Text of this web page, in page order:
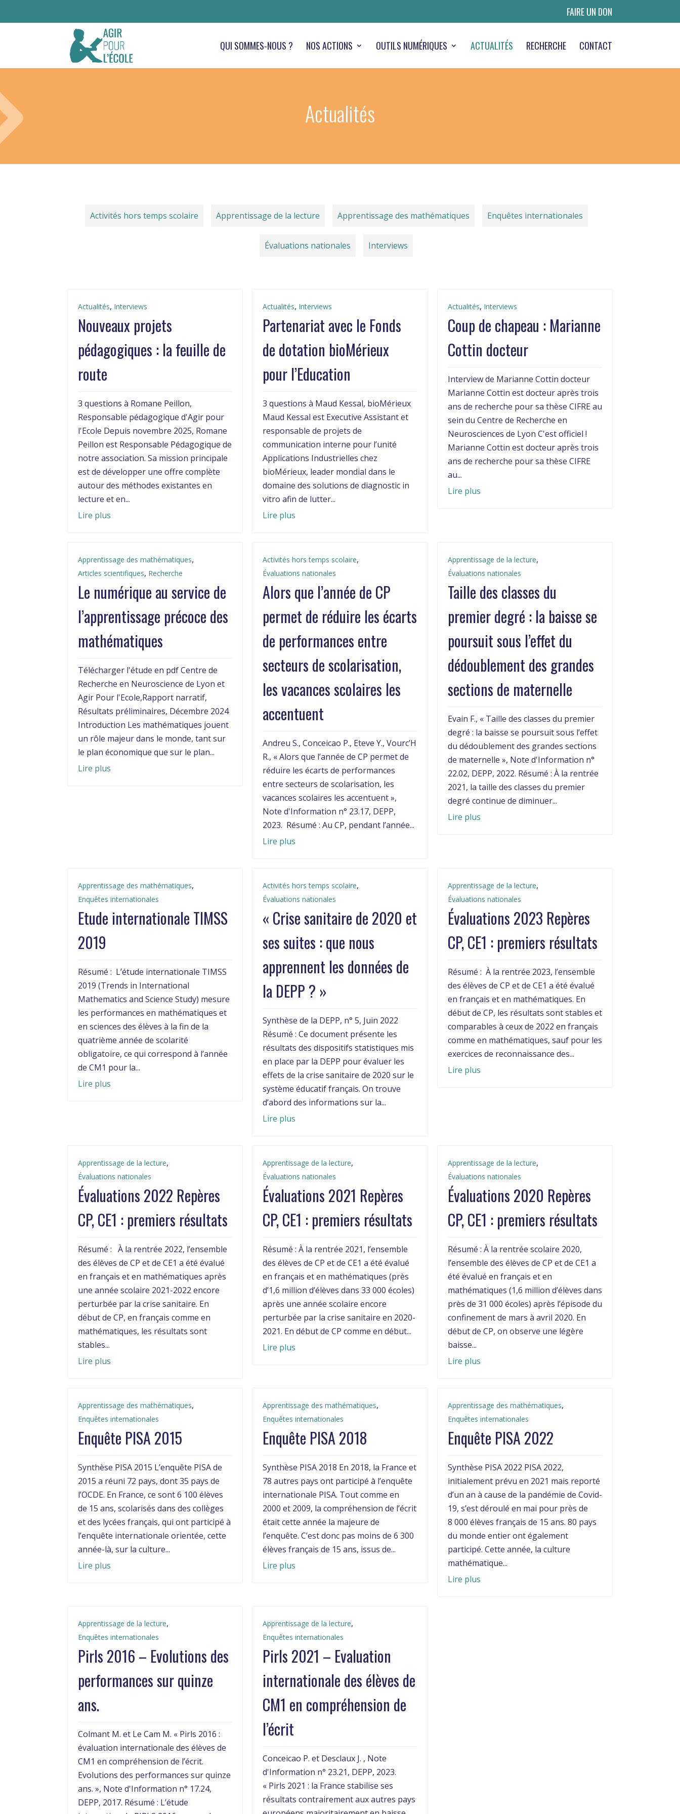
FAIRE UN DON
QUI SOMMES-NOUS ? NOS ACTIONS OUTILS NUMÉRIQUES ACTUALITÉS RECHERCHE CONTACT
Actualités
Activités hors temps scolaire Apprentissage de la lecture Apprentissage des mathématiques Enquêtes internationales
Évaluations nationales Interviews
Actualités, Interviews
Nouveaux projets
pédagogiques : la feuille de
route
3 questions à Romane Peillon,
Responsable pédagogique d'Agir pour
l'Ecole Depuis novembre 2025, Romane
Peillon est Responsable Pédagogique de
notre association. Sa mission principale
est de développer une offre complète
autour des méthodes existantes en
lecture et en...
Lire plus
Actualités, Interviews
Partenariat avec le Fonds
de dotation bioMérieux
pour l’Education
3 questions à Maud Kessal, bioMérieux
Maud Kessal est Executive Assistant et
responsable de projets de
communication interne pour l’unité
Applications Industrielles chez
bioMérieux, leader mondial dans le
domaine des solutions de diagnostic in
vitro afin de lutter...
Lire plus
Actualités, Interviews
Coup de chapeau : Marianne
Cottin docteur
Interview de Marianne Cottin docteur
Marianne Cottin est docteur après trois
ans de recherche pour sa thèse CIFRE au
sein du Centre de Recherche en
Neurosciences de Lyon C'est officiel !
Marianne Cottin est docteur après trois
ans de recherche pour sa thèse CIFRE
au...
Lire plus
Apprentissage des mathématiques,
Articles scientifiques, Recherche
Le numérique au service de
l’apprentissage précoce des
mathématiques
Télécharger l'étude en pdf Centre de
Recherche en Neuroscience de Lyon et
Agir Pour l'Ecole,Rapport narratif,
Résultats préliminaires, Décembre 2024
Introduction Les mathématiques jouent
un rôle majeur dans le monde, tant sur
le plan économique que sur le plan...
Lire plus
Activités hors temps scolaire,
Évaluations nationales
Alors que l’année de CP
permet de réduire les écarts
de performances entre
secteurs de scolarisation,
les vacances scolaires les
accentuent
Andreu S., Conceicao P., Eteve Y., Vourc’H
R., « Alors que l’année de CP permet de
réduire les écarts de performances
entre secteurs de scolarisation, les
vacances scolaires les accentuent »,
Note d'Information n° 23.17, DEPP,
2023. Résumé : Au CP, pendant l’année...
Lire plus
Apprentissage de la lecture,
Évaluations nationales
Taille des classes du
premier degré : la baisse se
poursuit sous l’effet du
dédoublement des grandes
sections de maternelle
Evain F., « Taille des classes du premier
degré : la baisse se poursuit sous l’effet
du dédoublement des grandes sections
de maternelle », Note d'Information n°
22.02, DEPP, 2022. Résumé : À la rentrée
2021, la taille des classes du premier
degré continue de diminuer...
Lire plus
Apprentissage des mathématiques,
Enquêtes internationales
Etude internationale TIMSS
2019
Résumé : L’étude internationale TIMSS
2019 (Trends in International
Mathematics and Science Study) mesure
les performances en mathématiques et
en sciences des élèves à la fin de la
quatrième année de scolarité
obligatoire, ce qui correspond à l’année
de CM1 pour la...
Lire plus
Activités hors temps scolaire,
Évaluations nationales
« Crise sanitaire de 2020 et
ses suites : que nous
apprennent les données de
la DEPP ? »
Synthèse de la DEPP, n° 5, Juin 2022
Résumé : Ce document présente les
résultats des dispositifs statistiques mis
en place par la DEPP pour évaluer les
effets de la crise sanitaire de 2020 sur le
système éducatif français. On trouve
d’abord des informations sur la...
Lire plus
Apprentissage de la lecture,
Évaluations nationales
Évaluations 2023 Repères
CP, CE1 : premiers résultats
Résumé : À la rentrée 2023, l’ensemble
des élèves de CP et de CE1 a été évalué
en français et en mathématiques. En
début de CP, les résultats sont stables et
comparables à ceux de 2022 en français
comme en mathématiques, sauf pour les
exercices de reconnaissance des...
Lire plus
Apprentissage de la lecture,
Évaluations nationales
Évaluations 2022 Repères
CP, CE1 : premiers résultats
Résumé : À la rentrée 2022, l’ensemble
des élèves de CP et de CE1 a été évalué
en français et en mathématiques après
une année scolaire 2021-2022 encore
perturbée par la crise sanitaire. En
début de CP, en français comme en
mathématiques, les résultats sont
stables...
Lire plus
Apprentissage de la lecture,
Évaluations nationales
Évaluations 2021 Repères
CP, CE1 : premiers résultats
Résumé : À la rentrée 2021, l’ensemble
des élèves de CP et de CE1 a été évalué
en français et en mathématiques (près
d’1,6 million d’élèves dans 33 000 écoles)
après une année scolaire encore
perturbée par la crise sanitaire en 2020-
2021. En début de CP comme en début...
Lire plus
Apprentissage de la lecture,
Évaluations nationales
Évaluations 2020 Repères
CP, CE1 : premiers résultats
Résumé : À la rentrée scolaire 2020,
l’ensemble des élèves de CP et de CE1 a
été évalué en français et en
mathématiques (1,6 million d’élèves dans
près de 31 000 écoles) après l’épisode du
confinement de mars à avril 2020. En
début de CP, on observe une légère
baisse...
Lire plus
Apprentissage des mathématiques,
Enquêtes internationales
Enquête PISA 2015
Synthèse PISA 2015 L’enquête PISA de
2015 a réuni 72 pays, dont 35 pays de
l’OCDE. En France, ce sont 6 100 élèves
de 15 ans, scolarisés dans des collèges
et des lycées français, qui ont participé à
l’enquête internationale orientée, cette
année-là, sur la culture...
Lire plus
Apprentissage des mathématiques,
Enquêtes internationales
Enquête PISA 2018
Synthèse PISA 2018 En 2018, la France et
78 autres pays ont participé à l’enquête
internationale PISA. Tout comme en
2000 et 2009, la compréhension de l’écrit
était cette année la majeure de
l’enquête. C’est donc pas moins de 6 300
élèves français de 15 ans, issus de...
Lire plus
Apprentissage des mathématiques,
Enquêtes internationales
Enquête PISA 2022
Synthèse PISA 2022 PISA 2022,
initialement prévu en 2021 mais reporté
d’un an à cause de la pandémie de Covid-
19, s’est déroulé en mai pour près de
8 000 élèves français de 15 ans. 80 pays
du monde entier ont également
participé. Cette année, la culture
mathématique...
Lire plus
Apprentissage de la lecture,
Enquêtes internationales
Pirls 2016 – Evolutions des
performances sur quinze
ans.
Colmant M. et Le Cam M. « Pirls 2016 :
évaluation internationale des élèves de
CM1 en compréhension de l’écrit.
Evolutions des performances sur quinze
ans. », Note d'Information n° 17.24,
DEPP, 2017. Résumé : L’étude
Apprentissage de la lecture,
Enquêtes internationales
Pirls 2021 – Evaluation
internationale des élèves de
CM1 en compréhension de
l’écrit
Conceicao P. et Desclaux J. , Note
d'Information n° 23.21, DEPP, 2023.
« Pirls 2021 : la France stabilise ses
résultats contrairement aux autres pays